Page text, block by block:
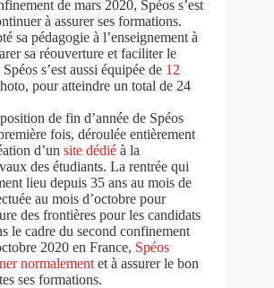
de mars 2020, Spéos s’est
à assurer ses formations.
sa pédagogie à l’enseignement à
sa réouverture et faciliter le
s’est aussi équipée de 12
pour atteindre un total de 24
de fin d’année de Spéos
fois, déroulée entièrement
d’un site dédié à la
des étudiants. La rentrée qui
lieu depuis 35 ans au mois de
au mois d’octobre pour
des frontières pour les candidats
le cadre du second confinement
2020 en France, Spéos
normalement et à assurer le bon
ses formations.